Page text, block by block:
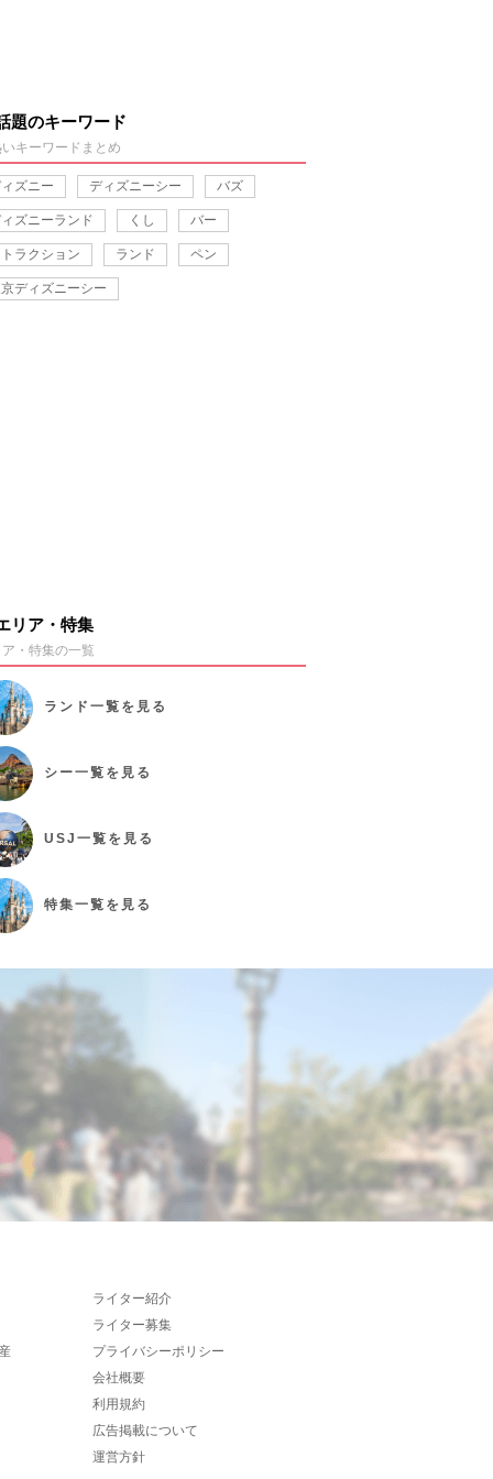
題のキーワード
キーワードまとめ
ズニー ディズニーシー バズ
ズニーランド くし バー
ラクション ランド ペン
ディズニーシー
リア・特集
・特集の一覧
ランド 一覧を見る
シー一覧を見る
USJ 一覧を見る
特集一覧を見る
ライター紹介
ライター募集
プライバシーポリシー
会社概要
利用規約
広告掲載について
運営方針